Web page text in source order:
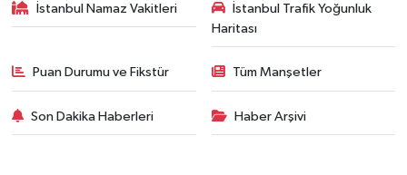
İstanbul Namaz Vakitleri
İstanbul Trafik Yoğunluk
Haritası
Puan Durumu ve Fikstür Tüm Manşetler
Son Dakika Haberleri Haber Arşivi